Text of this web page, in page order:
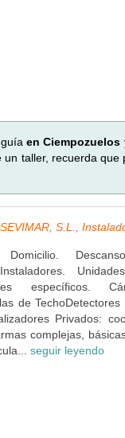
guíaen Ciempozuelos
un taller, recuerda que
S.L.,
específicos.
de
Privados:
complejas,
seguir leyendo